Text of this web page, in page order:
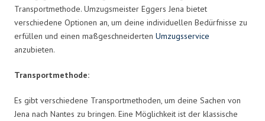
Transportmethode. Umzugsmeister Eggers Jena bietet
verschiedene Optionen an, um deine individuellen Bedürfnisse zu
erfüllen und einen maßgeschneiderten Umzugsservice
anzubieten.
Transportmethode:
Es gibt verschiedene Transportmethoden, um deine Sachen von
Jena nach Nantes zu bringen. Eine Möglichkeit ist der klassische